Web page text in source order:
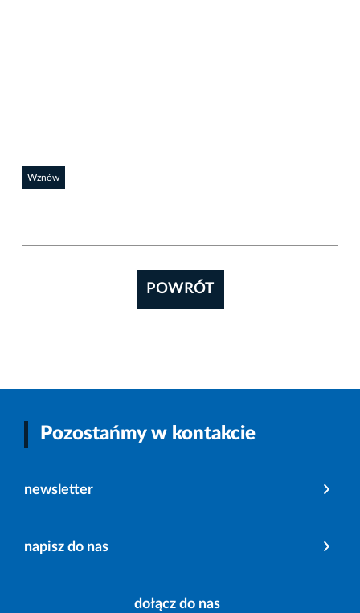
Wznów
POWRÓT
Pozostańmy w kontakcie
newsletter
napisz do nas
dołącz do nas